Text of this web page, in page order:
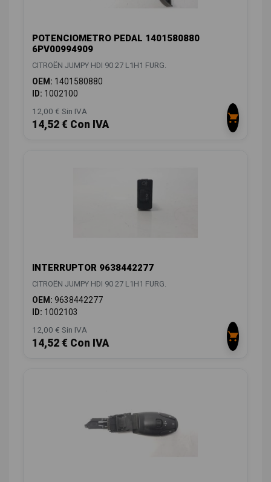
POTENCIOMETRO PEDAL 1401580880
6PV00994909
CITROËN JUMPY HDI 90 27 L1H1 FURG.
OEM: 1401580880
ID: 1002100
12,00 € Sin IVA
14,52 € Con IVA
INTERRUPTOR 9638442277
CITROËN JUMPY HDI 90 27 L1H1 FURG.
OEM: 9638442277
ID: 1002103
12,00 € Sin IVA
14,52 € Con IVA